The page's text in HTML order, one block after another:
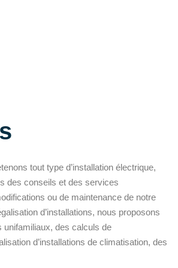
tout type d’installation électrique,
des conseils et des services
ou de maintenance de notre
d’installations, nous proposons
unifamiliaux, des calculs de
d’installations de climatisation, des